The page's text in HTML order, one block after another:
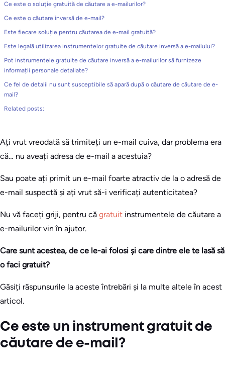
Ce este o soluție gratuită de căutare a e-mailurilor?
Ce este o căutare inversă de e-mail?
Este fiecare soluție pentru căutarea de e-mail gratuită?
Este legală utilizarea instrumentelor gratuite de căutare inversă a e-mailului?
Pot instrumentele gratuite de căutare inversă a e-mailurilor să furnizeze
informații personale detaliate?
Ce fel de detalii nu sunt susceptibile să apară după o căutare de căutare de e-
mail?
Related posts:
Ați vrut vreodată să trimiteți un e-mail cuiva, dar problema era
că… nu aveați adresa de e-mail a acestuia?
Sau poate ați primit un e-mail foarte atractiv de la o adresă de
e-mail suspectă și ați vrut să-i verificați autenticitatea?
Nu vă faceți griji, pentru că gratuit instrumentele de căutare a
e-mailurilor vin în ajutor.
Care sunt acestea, de ce le-ai folosi și care dintre ele te lasă să
o faci gratuit?
Găsiți răspunsurile la aceste întrebări și la multe altele în acest
articol.
Ce este un instrument gratuit de
căutare de e-mail?